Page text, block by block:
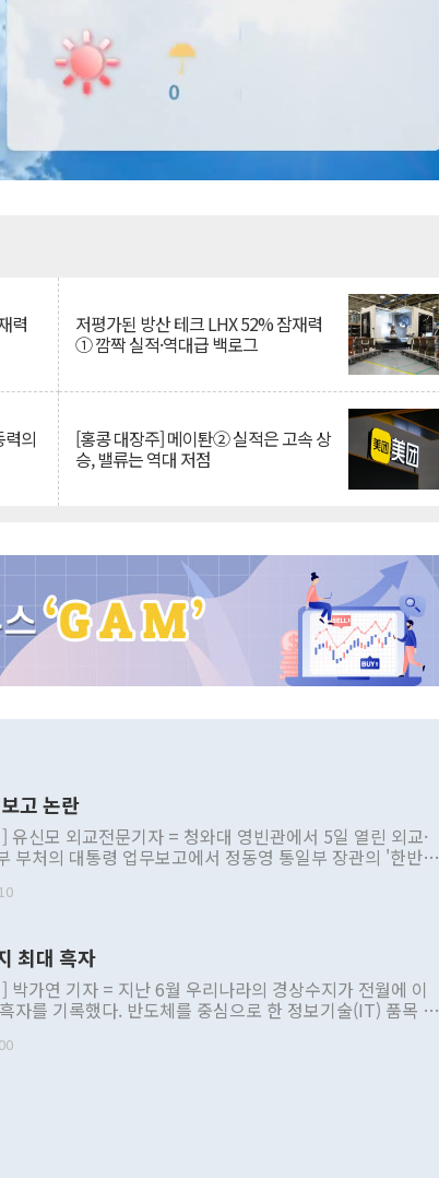
력 저평가된 방산 테크 LHX 52% 잠재력
① 깜짝 실적·역대급 백로그
의 [홍콩 대장주] 메이퇀② 실적은 고속 상
승, 밸류는 역대 저점
고 논란
유신모 외교전문기자 = 청와대 영빈관에서 5일 열린 외교·
부처의 대통령 업무보고에서 정동영 통일부 장관의 '한반도
부 내 조율을 거치지 않은 사안을 정책으로 추진하겠다고 공
근거한 비현실적 구상'이라는 비판을 내놨다. 그동안 정 장
관련 발언이 물의를 빚은 적은 여러 번 있지만 대통령과 유
공개적으로 부정적 입장을 표명한 것은 이례적이다. 정 장
북 접근법과 월권을 제어해야 한다는 목소리도 높아지고 있
최대 흑자
박가연 기자 = 지난 6월 우리나라의 경상수지가 전월에 이
자를 기록했다. 반도체를 중심으로 한 정보기술(IT) 품목 수
르